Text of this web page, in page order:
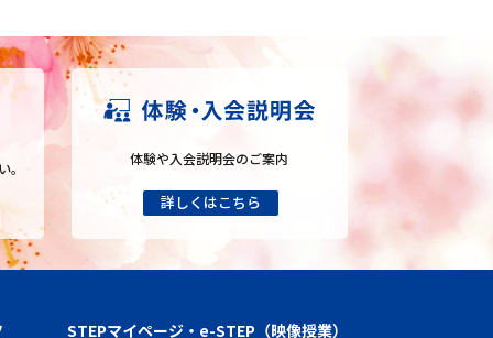
体験や入会説明会のご案内
STEPマイページ・e-STEP（映像授業）